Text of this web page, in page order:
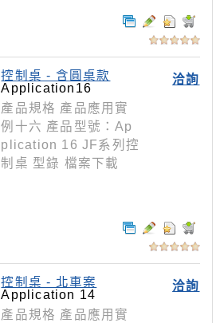
洽詢
控制桌 - 含圓桌款
Application16
產品規格 產品應用實
例十六 產品型號：Ap
plication 16 JF系列控
制桌 型錄 檔案下載
洽詢
控制桌 - 北車案
Application 14
產品規格 產品應用實